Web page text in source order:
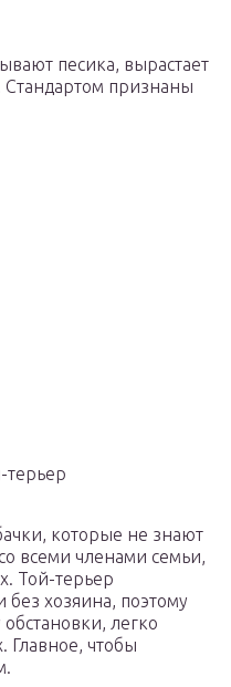
песика, вырастает
Стандартом признаны
терьер
которые не знают
всеми членами семьи,
Той-терьер
без хозяина, поэтому
легко
Главное, чтобы